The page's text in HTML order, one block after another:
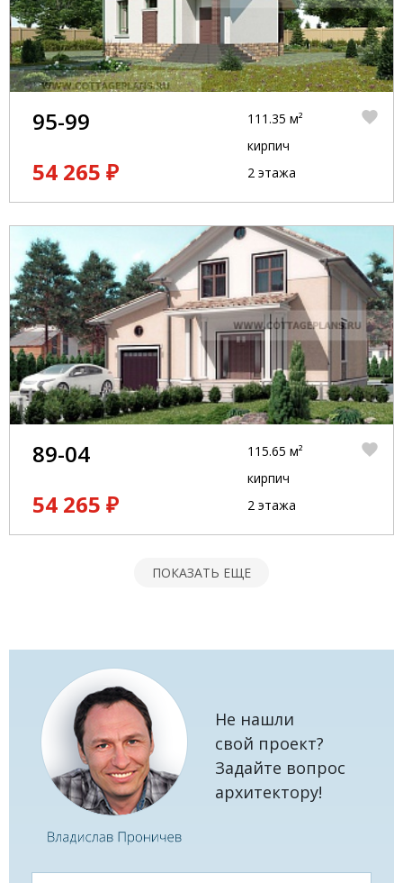
95-99
54 265 ₽
111.35 м²
кирпич
2 этажа
89-04
54 265 ₽
115.65 м²
кирпич
2 этажа
ПОКАЗАТЬ ЕЩЕ
Не нашли
свой проект?
Задайте вопрос
архитектору!